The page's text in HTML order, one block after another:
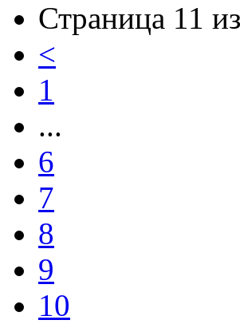
Страница 11
<
1
...
6
7
8
9
10